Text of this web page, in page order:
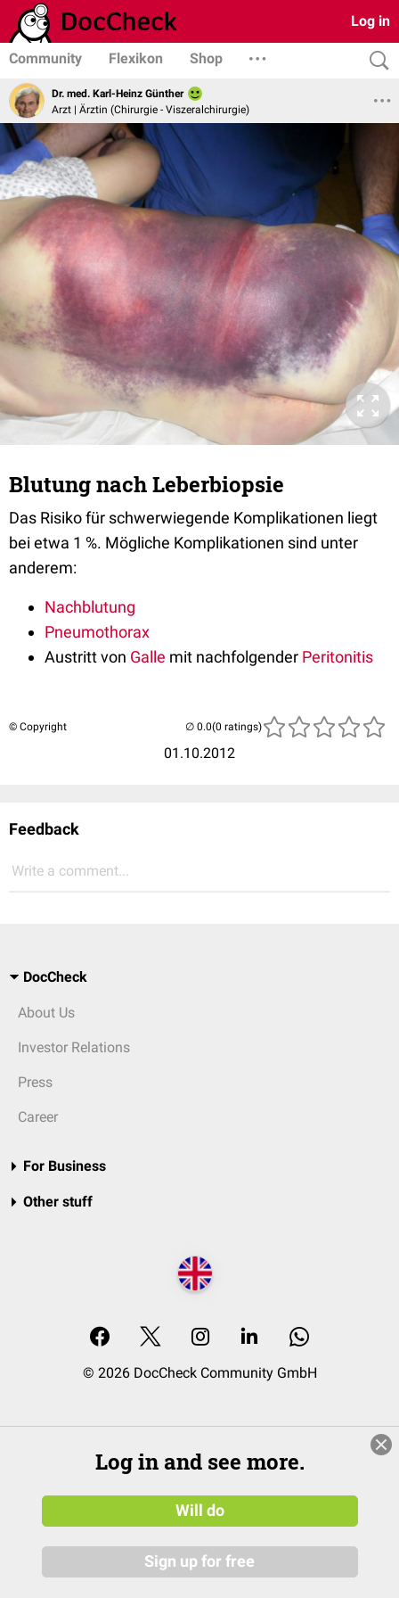
Log in
Community Flexikon Shop
Dr. med. Karl-Heinz Günther
Arzt | Ärztin (Chirurgie - Viszeralchirurgie)
Blutung nach Leberbiopsie
Das Risiko für schwerwiegende Komplikationen liegt
bei etwa 1 %. Mögliche Komplikationen sind unter
anderem:
Nachblutung
Pneumothorax
Austritt von Galle mit nachfolgender Peritonitis
© Copyright
01.10.2012
(0 ratings)
Feedback
Write a comment...
DocCheck
About Us
Investor Relations
Press
Career
For Business
Other stuff
© 2026 DocCheck Community GmbH
Log in and see more.
Will do
Sign up for free